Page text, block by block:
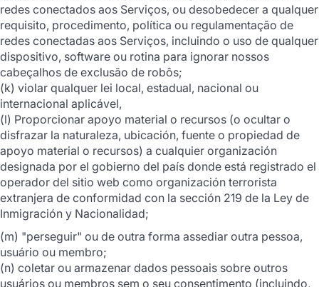
redes conectados aos Serviços, ou desobedecer a qualquer
requisito, procedimento, política ou regulamentação de
redes conectadas aos Serviços, incluindo o uso de qualquer
dispositivo, software ou rotina para ignorar nossos
cabeçalhos de exclusão de robôs;
(k) violar qualquer lei local, estadual, nacional ou
internacional aplicável,
(l) Proporcionar apoyo material o recursos (o ocultar o
disfrazar la naturaleza, ubicación, fuente o propiedad de
apoyo material o recursos) a cualquier organización
designada por el gobierno del país donde está registrado el
operador del sitio web como organización terrorista
extranjera de conformidad con la sección 219 de la Ley de
Inmigración y Nacionalidad;
(m) "perseguir" ou de outra forma assediar outra pessoa,
usuário ou membro;
(n) coletar ou armazenar dados pessoais sobre outros
usuários ou membros sem o seu consentimento (incluindo,